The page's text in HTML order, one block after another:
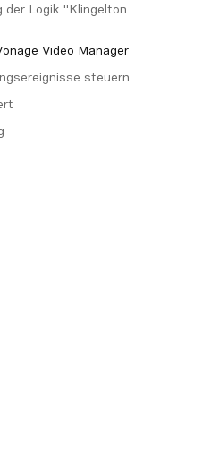
der Logik "Klingelton
Video Manager
steuern